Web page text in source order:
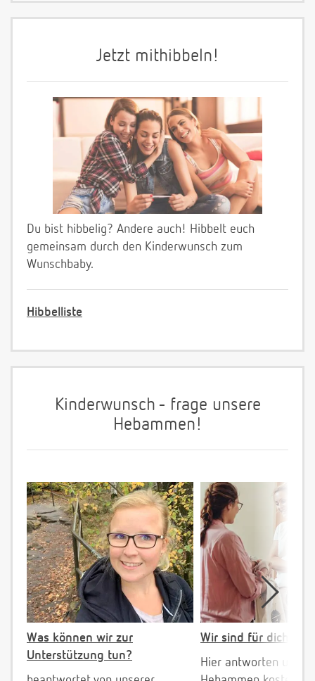
Jetzt mithibbeln!
Du bist hibbelig? Andere auch! Hibbelt euch
gemeinsam durch den Kinderwunsch zum
Wunschbaby.
Hibbelliste
Kinderwunsch - frage unsere
Hebammen!
Was können wir zur
Unterstützung tun?
Wir sind für dich da!
Hier antworten